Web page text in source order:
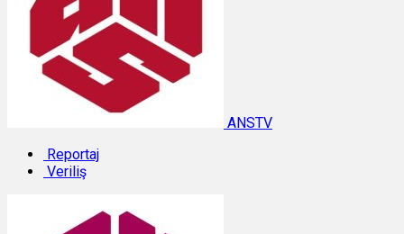
ANSTV
Reportaj
Veriliş